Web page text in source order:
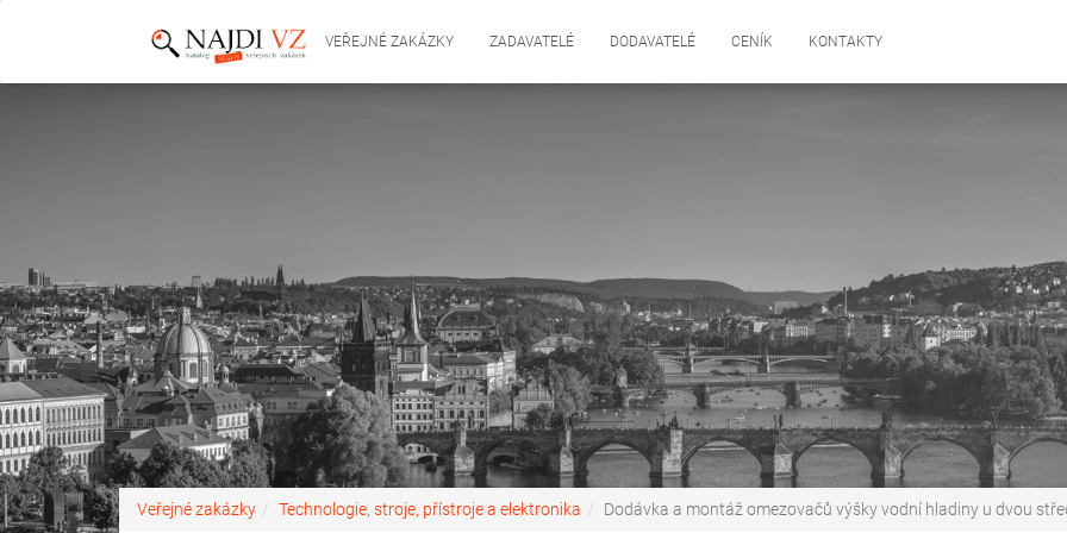
VEŘEJNÉ ZAKÁZKY ZADAVATELÉ DODAVATELÉ CENÍK KONTAKTY
Veřejné zakázky Technologie, stroje, přístroje a elektronika Dodávka a montáž omezovačů výšky vodní hladiny u dvou